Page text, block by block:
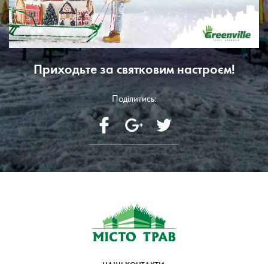
Приходьте за святковим настроєм!
Поділитись: